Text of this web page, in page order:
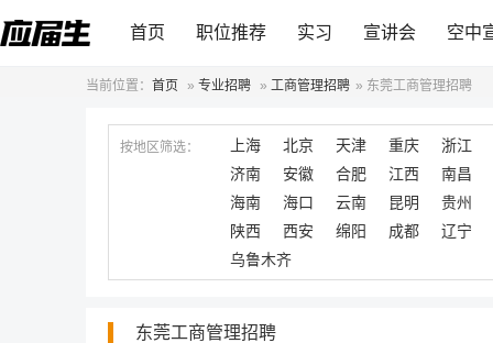
首页 职位推荐 实习 宣讲会 空中
当前位置： 首页 » 专业招聘 » 工商管理招聘 » 东莞工商管理招聘
按地区筛选： 上海 北京 天津 重庆
浙江
济南
安徽 合肥 江西
南昌
海南
海口 云南 昆明
贵州
陕西
西安 绵阳 成都
辽宁
乌鲁木齐
东莞工商管理招聘